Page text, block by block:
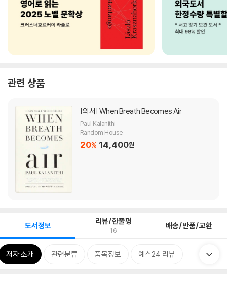
관련 상품
[외서] When Breath Becomes Air
Paul Kalanithi
Random House
20% 14,400원
도서정보 리뷰/한줄평
16 배송/반품/교환
저자 소개 관련분류 품목정보 예스24 리뷰